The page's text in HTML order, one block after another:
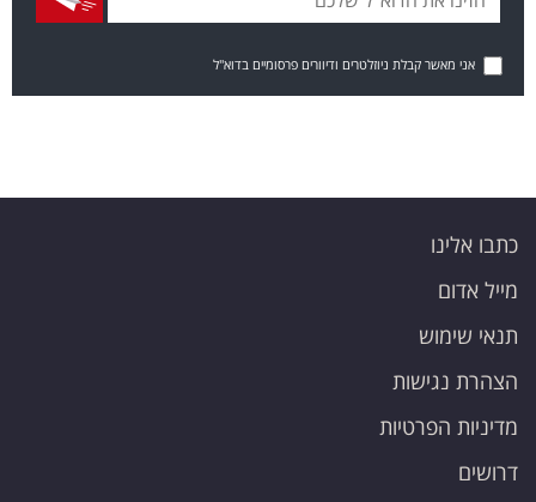
אני מאשר קבלת ניוזלטרים ודיוורים פרסומיים בדוא"ל
כתבו אלינו
מייל אדום
תנאי שימוש
הצהרת נגישות
מדיניות הפרטיות
דרושים